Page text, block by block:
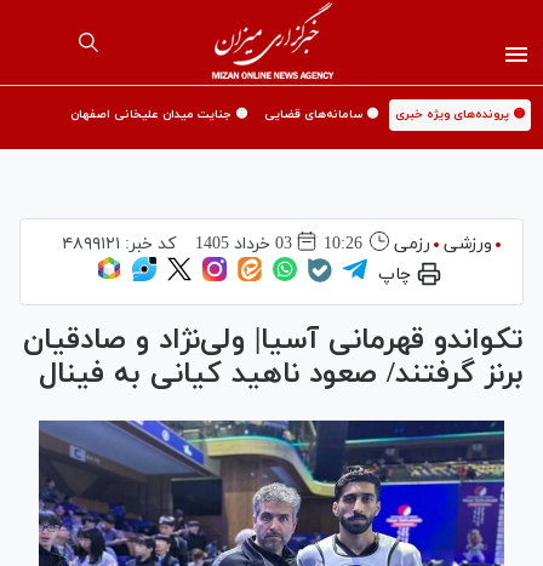
🟡 پرونده‌های ویژه خبری 🟡 سامانه‌های قضایی 🟡 جنایت میدان علیخانی اصفهان
ورزشی رزمی 10:26 03 خرداد 1405 کد خبر: ۴۸۹۹۱۲۱
چاپ
تکواندو قهرمانی آسیا| ولی‌نژاد و صادقیان
برنز گرفتند/ صعود ناهید کیانی به فینال